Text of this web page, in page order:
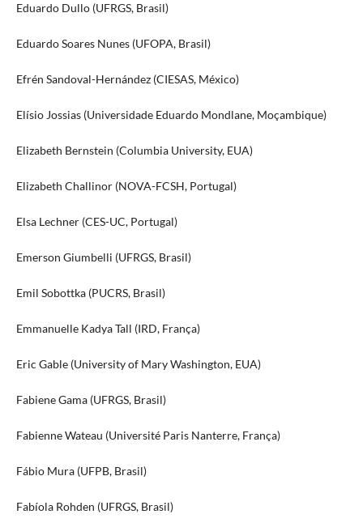
Eduardo Dullo (UFRGS, Brasil)
Eduardo Soares Nunes (UFOPA, Brasil)
Efrén Sandoval-Hernández (CIESAS, México)
Elísio Jossias (Universidade Eduardo Mondlane, Moçambique)
Elizabeth Bernstein (Columbia University, EUA)
Elizabeth Challinor (NOVA-FCSH, Portugal)
Elsa Lechner (CES-UC, Portugal)
Emerson Giumbelli (UFRGS, Brasil)
Emil Sobottka (PUCRS, Brasil)
Emmanuelle Kadya Tall (IRD, França)
Eric Gable (University of Mary Washington, EUA)
Fabiene Gama (UFRGS, Brasil)
Fabienne Wateau (Université Paris Nanterre, França)
Fábio Mura (UFPB, Brasil)
Fabíola Rohden (UFRGS, Brasil)